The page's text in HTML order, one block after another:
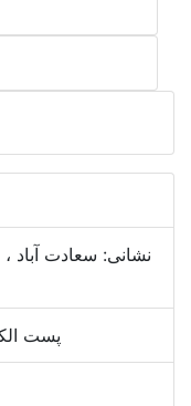
نشانی: سعادت آباد ،
پست